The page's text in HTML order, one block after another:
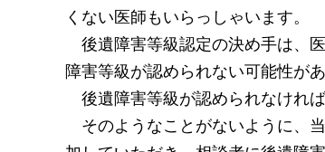
くない医師もいらっしゃいます。
後遺障害等級認定の決め手は、
障害等級が認められない可能性があ
後遺障害等級が認められなけれ
そのようなことがないように、